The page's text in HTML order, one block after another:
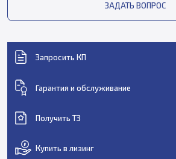
ЗАДАТЬ ВОПРОС
Запросить КП
Гарантия и обслуживание
Получить ТЗ
Купить в лизинг